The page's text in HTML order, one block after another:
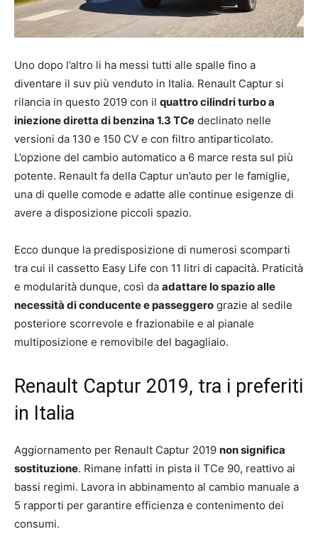
Uno dopo l’altro li ha messi tutti alle spalle fino a
diventare il suv più venduto in Italia. Renault Captur si
rilancia in questo 2019 con il quattro cilindri turbo a
iniezione diretta di benzina 1.3 TCe declinato nelle
versioni da 130 e 150 CV e con filtro antiparticolato.
L’opzione del cambio automatico a 6 marce resta sul più
potente. Renault fa della Captur un’auto per le famiglie,
una di quelle comode e adatte alle continue esigenze di
avere a disposizione piccoli spazio.
Ecco dunque la predisposizione di numerosi scomparti
tra cui il cassetto Easy Life con 11 litri di capacità. Praticità
e modularità dunque, così da adattare lo spazio alle
necessità di conducente e passeggero grazie al sedile
posteriore scorrevole e frazionabile e al pianale
multiposizione e removibile del bagagliaio.
Renault Captur 2019, tra i preferiti
in Italia
Aggiornamento per Renault Captur 2019 non significa
sostituzione. Rimane infatti in pista il TCe 90, reattivo ai
bassi regimi. Lavora in abbinamento al cambio manuale a
5 rapporti per garantire efficienza e contenimento dei
consumi.